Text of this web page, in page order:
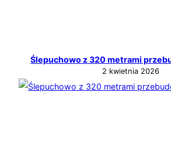
Ślepuchowo z 320 metrami
2 kwietnia 2026